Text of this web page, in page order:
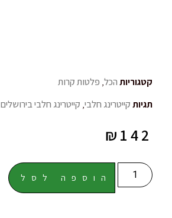
קטגוריותהכל, פלטות קרות
תגיותקייטרינג חלבי, קייטרינג חלבי בירושלים
₪ 142
הוספה לסל